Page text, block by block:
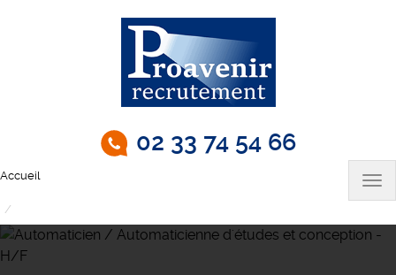
02 33 74 54 66
Accueil